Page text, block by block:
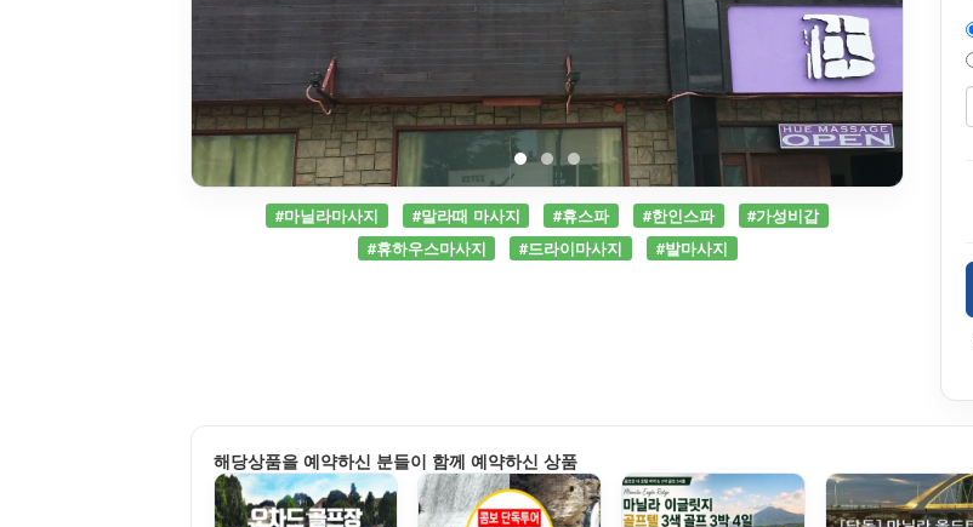
#마닐라마사지 #말라때 마사지 #휴스파 #한인스파
#가성비갑
#휴하우스마사지
#드라이마사지 #발마사지
해당상품을 예약하신 분들이 함께 예약하신 상품